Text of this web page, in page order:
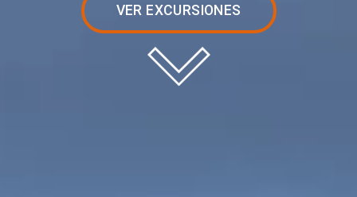
VER EXCURSIONES